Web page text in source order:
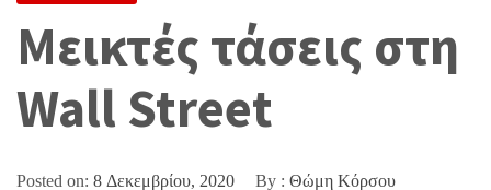
Μεικτές τάσεις στη
Wall Street
Posted on: 8 Δεκεμβρίου, 2020 By : Θώμη Κόρσου